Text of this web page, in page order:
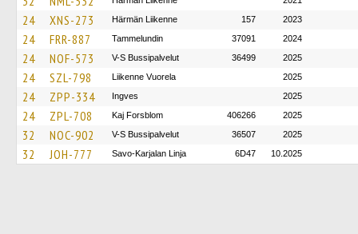
24 XNS-273 Härmän Liikenne 157 2023
24 FRR-887 Tammelundin 37091 2024
24 NOF-573 V-S Bussipalvelut 36499 2025
24 SZL-798 Liikenne Vuorela 2025
24 ZPP-334 Ingves 2025
24 ZPL-708 Kaj Forsblom 406266 2025
32 NOC-902 V-S Bussipalvelut 36507 2025
32 JOH-777 Savo-Karjalan Linja 6D47 10.2025